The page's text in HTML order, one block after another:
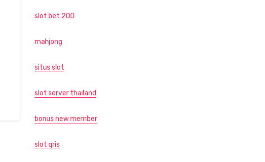
slot bet 200
mahjong
situs slot
slot server thailand
bonus new member
slot qris